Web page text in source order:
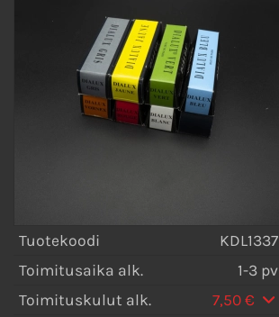
Tuotekoodi
KDL1337
Toimitusaika alk.
1-3 pv
Toimituskulut alk.
7,50 €